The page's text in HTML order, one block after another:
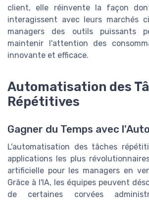
client, elle réinvente la façon
interagissent avec leurs marchés
managers des outils puissants
maintenir l'attention des
innovante et efficace.
Automatisation des
Répétitives
Gagner du Temps avec
L'automatisation des tâches
applications les plus
artificielle pour les managers en
Grâce à l'IA, les équipes peuvent
de certaines corvées